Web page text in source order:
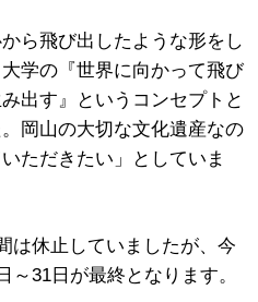
ら飛び出したような形をし
学の『世界に向かって飛び
出す』というコンセプトと
岡山の大切な文化遺産なの
ただきたい」としていま
は休止していましたが、今
31日が最終となります。